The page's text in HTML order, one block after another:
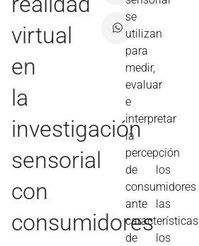
virtual
en
la
investigación
sensorial
con
consumidores
se
utilizan
para
medir,
evaluar
e
interpretar
la
percepción
de los
consumidores
ante las
características
de los